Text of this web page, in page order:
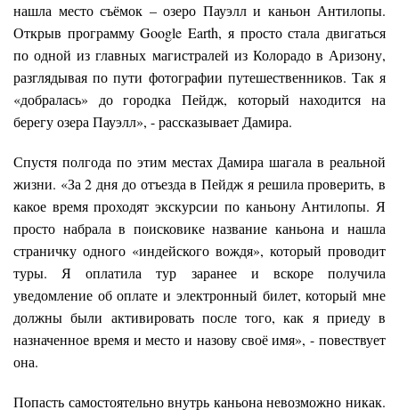
нашла место съёмок – озеро Пауэлл и каньон Антилопы.
Открыв программу Google Earth, я просто стала двигаться
по одной из главных магистралей из Колорадо в Аризону,
разглядывая по пути фотографии путешественников. Так я
«добралась» до городка Пейдж, который находится на
берегу озера Пауэлл», - рассказывает Дамира.
Спустя полгода по этим местах Дамира шагала в реальной
жизни. «За 2 дня до отъезда в Пейдж я решила проверить, в
какое время проходят экскурсии по каньону Антилопы. Я
просто набрала в поисковике название каньона и нашла
страничку одного «индейского вождя», который проводит
туры. Я оплатила тур заранее и вскоре получила
уведомление об оплате и электронный билет, который мне
должны были активировать после того, как я приеду в
назначенное время и место и назову своё имя», - повествует
она.
Попасть самостоятельно внутрь каньона невозможно никак.